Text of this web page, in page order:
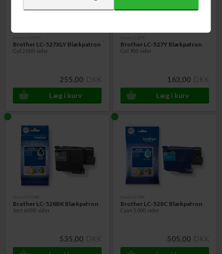
Brother LC-527XLY Blækpatron
Gul 2.000 sider
255,00 DKK
Brother LC-527Y Blækpatron
Gul 900 sider
163,00 DKK
Brother LC-528BK Blækpatron
Sort 6.000 sider
535,00 DKK
Brother LC-528C Blækpatron
Cyan 5.000 sider
505,00 DKK